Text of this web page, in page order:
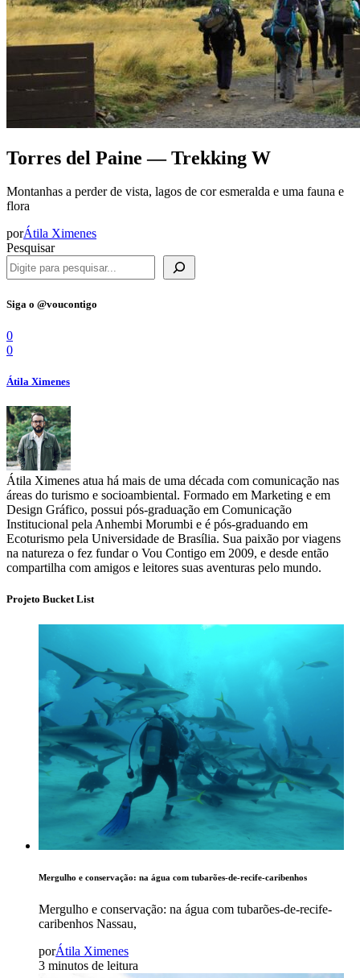
Torres del Paine — Trekking W
Montanhas a perder de vista, lagos de cor esmeralda e uma fauna e
flora
porÁtila Ximenes
Pesquisar
Siga o @voucontigo
0
0
Átila Ximenes
Átila Ximenes atua há mais de uma década com comunicação nas
áreas do turismo e socioambiental. Formado em Marketing e em
Design Gráfico, possui pós-graduação em Comunicação
Institucional pela Anhembi Morumbi e é pós-graduando em
Ecoturismo pela Universidade de Brasília. Sua paixão por viagens
na natureza o fez fundar o Vou Contigo em 2009, e desde então
compartilha com amigos e leitores suas aventuras pelo mundo.
Projeto Bucket List
Mergulho e conservação: na água com tubarões-de-recife-caribenhos
Mergulho e conservação: na água com tubarões-de-recife-
caribenhos Nassau,
porÁtila Ximenes
3 minutos de leitura